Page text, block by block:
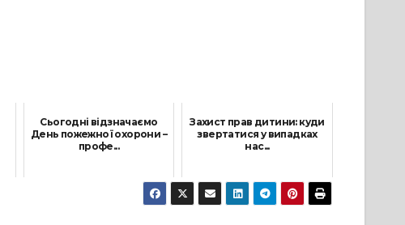
Сьогодні відзначаємо
День пожежної охорони –
профе...
Захист прав дитини: куди
звертатися у випадках
нас...
21 Жовтня, 2025